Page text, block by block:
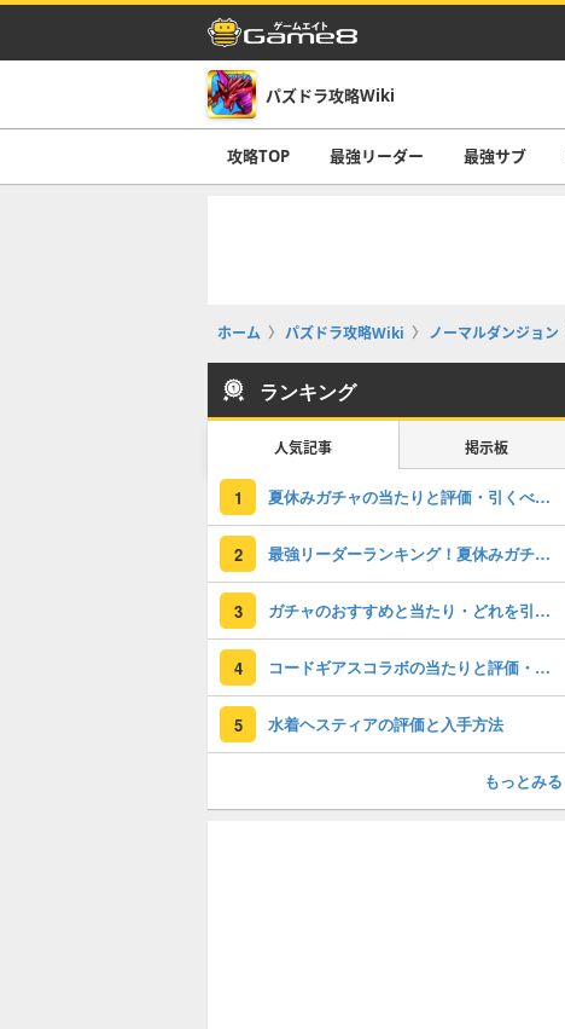
パズドラ攻略Wiki
攻略TOP 最強リーダー 最強サブ
ホーム パズドラ攻略Wiki ノーマルダンジョン
ランキング
人気記事 掲示板
1 夏休みガチャの当たりと評価・引くべき？
2 最強リーダーランキング！夏休みガチャの評価掲載
3 ガチャのおすすめと当たり・どれを引くべき？
4 コードギアスコラボの当たりと評価・引くべき？
5 水着ヘスティアの評価と入手方法
もっとみる